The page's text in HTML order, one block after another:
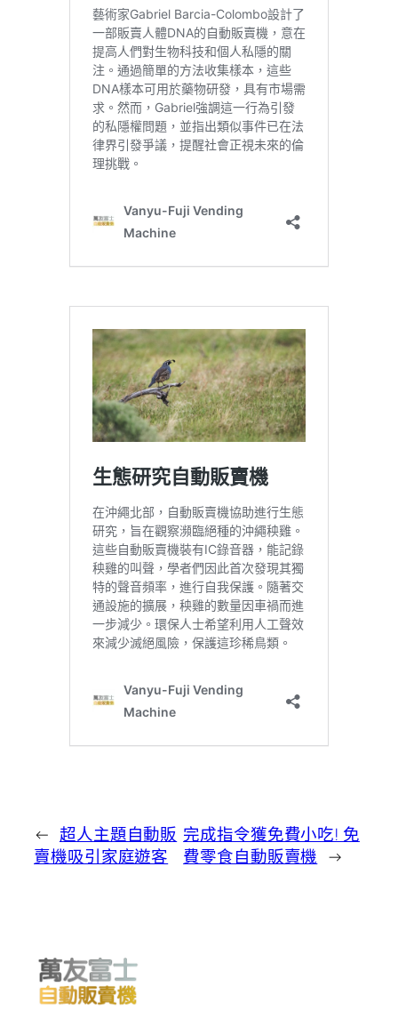
← 超人主題自動販
賣機吸引家庭遊客
完成指令獲免費小吃! 免
費零食自動販賣機 →